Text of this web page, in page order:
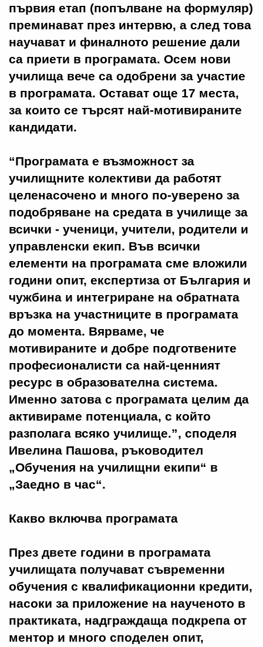
първия етап (попълване на формуляр)
преминават през интервю, а след това
научават и финалното решение дали
са приети в програмата. Осем нови
училища вече са одобрени за участие
в програмата. Остават още 17 места,
за които се търсят най-мотивираните
кандидати.
“Програмата е възможност за
училищните колективи да работят
целенасочено и много по-уверено за
подобряване на средата в училище за
всички - ученици, учители, родители и
управленски екип. Във всички
елементи на програмата сме вложили
години опит, експертиза от България и
чужбина и интегриране на обратната
връзка на участниците в програмата
до момента. Вярваме, че
мотивираните и добре подготвените
професионалисти са най-ценният
ресурс в образователна система.
Именно затова с програмата целим да
активираме потенциала, с който
разполага всяко училище.”, споделя
Ивелина Пашова, ръководител
„Обучения на училищни екипи“ в
„Заедно в час“.
Какво включва програмата
През двете години в програмата
училищата получават съвременни
обучения с квалификационни кредити,
насоки за приложение на наученото в
практиката, надграждаща подкрепа от
ментор и много споделен опит,